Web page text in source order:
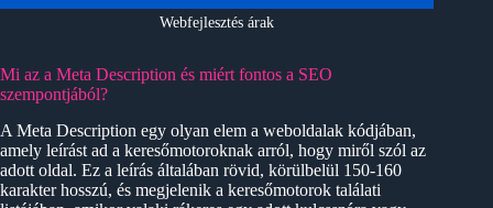
Webfejlesztés árak
Mi az a Meta Description és miért fontos a SEO
szempontjából?
A Meta Description egy olyan elem a weboldalak kódjában,
amely leírást ad a keresőmotoroknak arról, hogy miről szól az
adott oldal. Ez a leírás általában rövid, körülbelül 150-160
karakter hosszú, és megjelenik a keresőmotorok találati